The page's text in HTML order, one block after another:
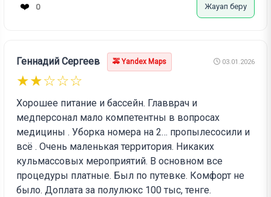
❤️ 0 Жауап беру
Геннадий Сергеев 🚕 Yandex Maps 03.01.2026
★★☆☆☆
Хорошее питание и бассейн. Главврач и
медперсонал мало компетентны в вопросах
медицины . Уборка номера на 2… пропылесосили и
всё . Очень маленькая территория. Никаких
кульмассовых мероприятий. В основном все
процедуры платные. Был по путевке. Комфорт не
было. Доплата за полулюкс 100 тыс, тенге.